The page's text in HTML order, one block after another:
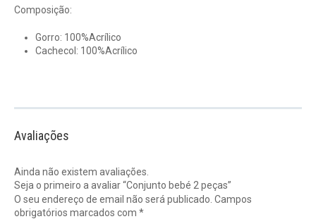
Composição:
Gorro: 100%Acrílico
Cachecol: 100%Acrílico
Avaliações
Ainda não existem avaliações.
Seja o primeiro a avaliar “Conjunto bebé 2 peças”
O seu endereço de email não será publicado. Campos
obrigatórios marcados com *